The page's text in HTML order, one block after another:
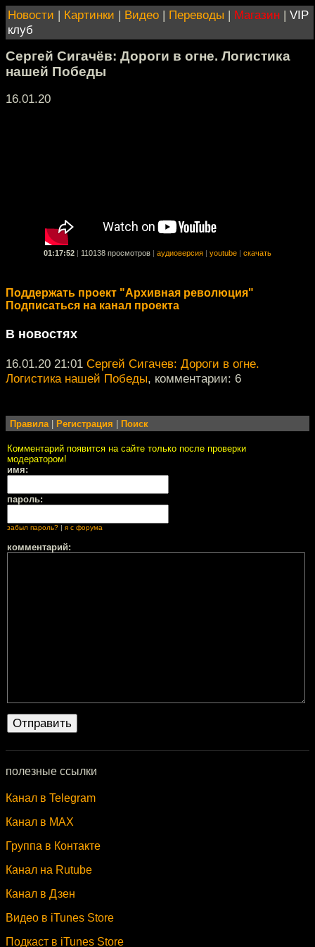
Новости | Картинки | Видео | Переводы | Магазин | VIP
клуб
Сергей Сигачёв: Дороги в огне. Логистика
нашей Победы
16.01.20
01:17:52 110138 просмотров аудиоверсия youtube скачать
Поддержать проект "Архивная революция"
Подписаться на канал проекта
В новостях
16.01.20 21:01 Сергей Сигачев: Дороги в огне.
Логистика нашей Победы, комментарии: 6
Правила| Регистрация Поиск
Комментарий появится на сайте только после проверки
модератором!
имя:
пароль:
забыл пароль? я с форума
комментарий:
полезные ссылки
Канал в Telegram
Канал в MAX
Группа в Контакте
Канал на Rutube
Канал в Дзен
Видео в iTunes Store
Подкаст в iTunes Store